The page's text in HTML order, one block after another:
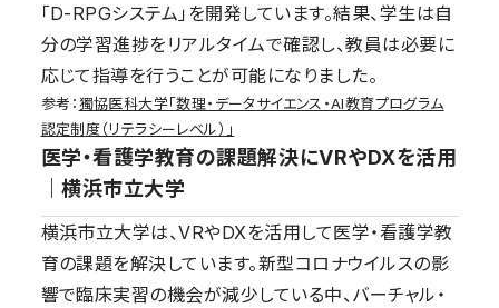
「D-RPGシステム」を開発しています。結果、学生は自
分の学習進捗をリアルタイムで確認し、教員は必要に
応じて指導を行うことが可能になりました。
参考：獨協医科大学「数理・データサイエンス・AI教育プログラム
認定制度（リテラシーレベル）」
医学・看護学教育の課題解決にVRやDXを活用
｜横浜市立大学
横浜市立大学は、VRやDXを活用して医学・看護学教
育の課題を解決しています。新型コロナウイルスの影
響で臨床実習の機会が減少している中、バーチャル・